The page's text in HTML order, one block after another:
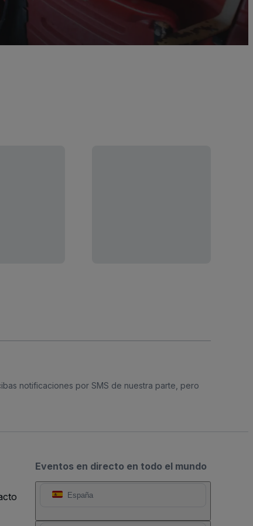
notificaciones por SMS de nuestra parte, pero
Eventos en directo en todo el mundo
España